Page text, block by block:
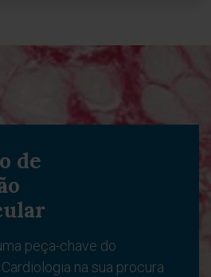
de
peça-chave do
na sua procura